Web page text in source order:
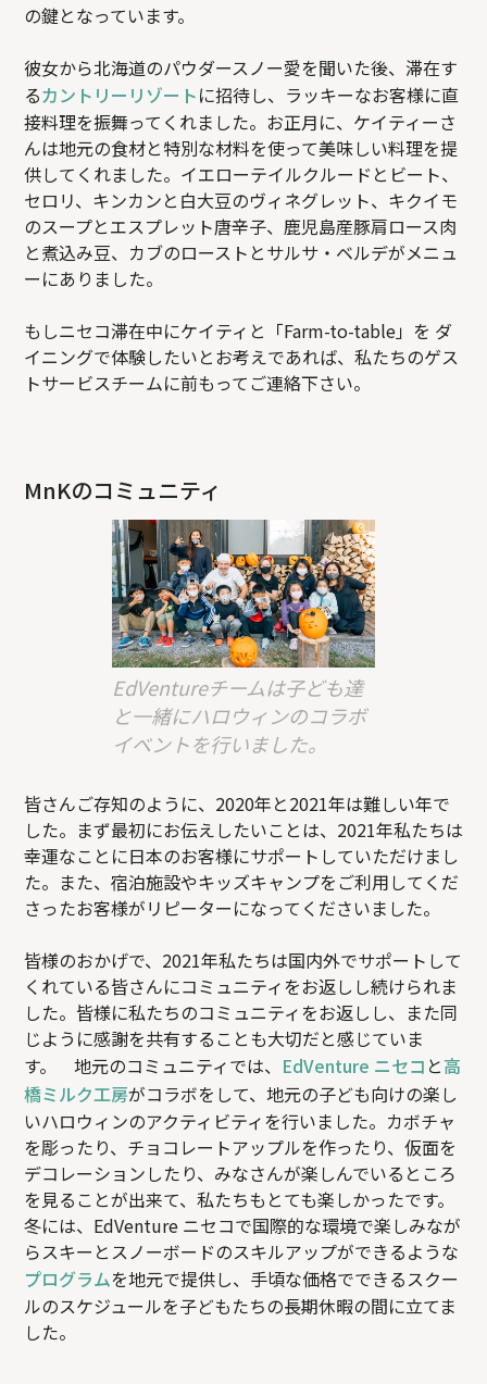
の鍵となっています。
彼女から北海道のパウダースノー愛を聞いた後、滞在す
るカントリーリゾートに招待し、ラッキーなお客様に直
接料理を振舞ってくれました。お正月に、ケイティーさ
んは地元の食材と特別な材料を使って美味しい料理を提
供してくれました。イエローテイルクルードとビート、
セロリ、キンカンと白大豆のヴィネグレット、キクイモ
のスープとエスプレット唐辛子、鹿児島産豚肩ロース肉
と煮込み豆、カブのローストとサルサ・ベルデがメニュ
ーにありました。
もしニセコ滞在中にケイティと「Farm-to-table」を ダ
イニングで体験したいとお考えであれば、私たちのゲス
トサービスチームに前もってご連絡下さい。
MnKのコミュニティ
EdVentureチームは子ども達
と一緒にハロウィンのコラボ
イベントを行いました。
皆さんご存知のように、2020年と2021年は難しい年で
した。まず最初にお伝えしたいことは、2021年私たちは
幸運なことに日本のお客様にサポートしていただけまし
た。また、宿泊施設やキッズキャンプをご利用してくだ
さったお客様がリピーターになってくださいました。
皆様のおかげで、2021年私たちは国内外でサポートして
くれている皆さんにコミュニティをお返しし続けられま
した。皆様に私たちのコミュニティをお返しし、また同
じように感謝を共有することも大切だと感じていま
す。 地元のコミュニティでは、 EdVenture ニセコ と高
橋ミルク工房がコラボをして、地元の子ども向けの楽し
いハロウィンのアクティビティを行いました。カボチャ
を彫ったり、チョコレートアップルを作ったり、仮面を
デコレーションしたり、みなさんが楽しんでいるところ
を見ることが出来て、私たちもとても楽しかったです。
冬には、EdVenture ニセコで国際的な環境で楽しみなが
らスキーとスノーボードのスキルアップができるような
プログラムを地元で提供し、手頃な価格でできるスクー
ルのスケジュールを子どもたちの長期休暇の間に立てま
した。